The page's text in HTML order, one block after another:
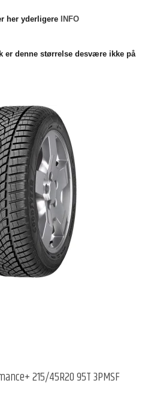
her yderligere INFO
er denne størrelse desvære ikke på
215/45R20 95T 3PMSF